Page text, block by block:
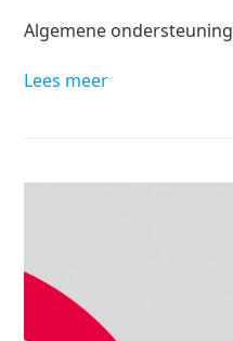
Algemene ondersteuning
Lees meer